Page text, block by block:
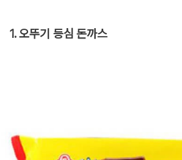
1. 오뚜기 등심 돈까스